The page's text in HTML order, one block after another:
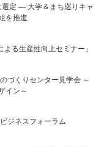
選定 ― 大学＆まち巡りキャ
を推進
る生産性向上セミナー」
づくりセンター見学会 ～
イン～
ジネスフォーラム